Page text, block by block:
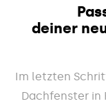
deiner
Im letzten
Dachfenster in